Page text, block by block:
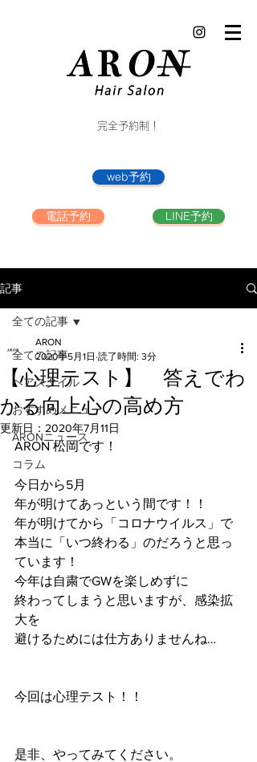
完全予約制！
web予約
電話予約 LINE予約
記事
全ての記事
ヘアスタイル
おすすめメニュー
ARONニュース
コラム
全ての記事
【心理テスト】 答えでわ
かる向上心の高め方
ARON
2020年5月1日 読了時間: 3分
更新日： 2020年7月11日
ARON 松岡です！
今日から5月
年が明けてあっという間です！！
年が明けてから「コロナウイルス」で
本当に「いつ終わる」のだろうと思っ
ています！
今年は自粛でGWを楽しめずに
終わってしまうと思いますが、感染拡
大を
避けるためには仕方ありませんね…
今回は心理テスト！！
是非、やってみてください。